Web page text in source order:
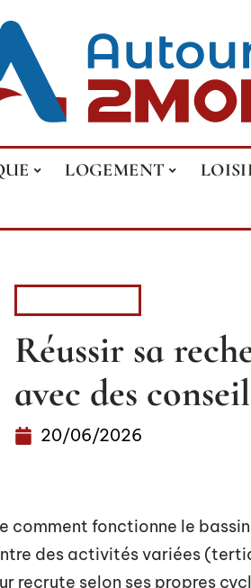
LOGEMENT
Réussir sa
avec des
20/06/2026
comment fonctionne le bassin
des activités variées
recrute selon ses propres